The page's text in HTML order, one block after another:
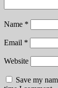
Name *
Email *
Website
Save my